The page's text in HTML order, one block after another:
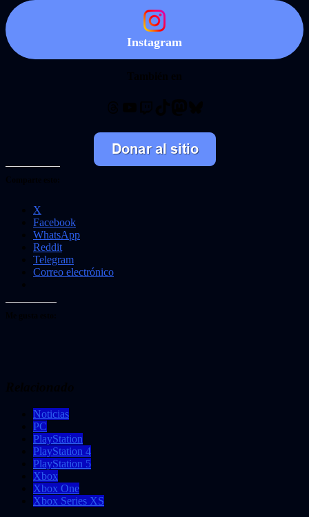
Instagram
X
Facebook
WhatsApp
Reddit
Telegram
Correo electrónico
Noticias
PC
PlayStation
PlayStation 4
PlayStation 5
Xbox
Xbox One
Xbox Series XS